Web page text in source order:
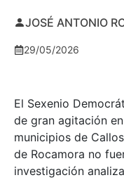
JOSÉ ANTONIO
29/05/2026
El Sexenio
de gran agitación
municipios de
de Rocamora no
investigación